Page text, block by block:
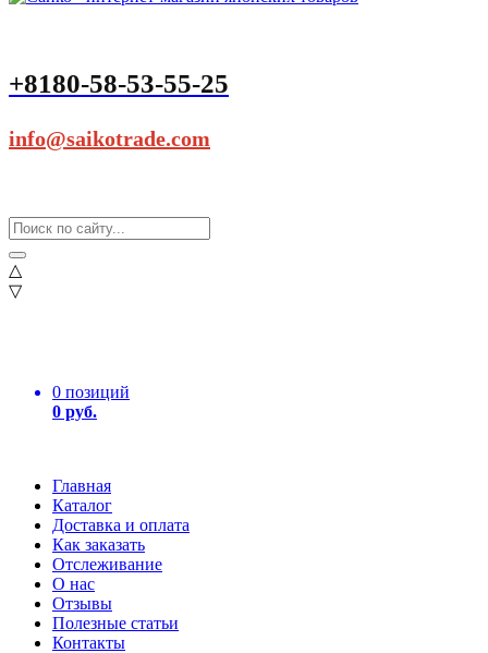
+8180-58-53-55-25
info@saikotrade.com
△
▽
0 позиций
0 руб.
Главная
Каталог
Доставка и оплата
Как заказать
Отслеживание
О нас
Отзывы
Полезные статьи
Контакты